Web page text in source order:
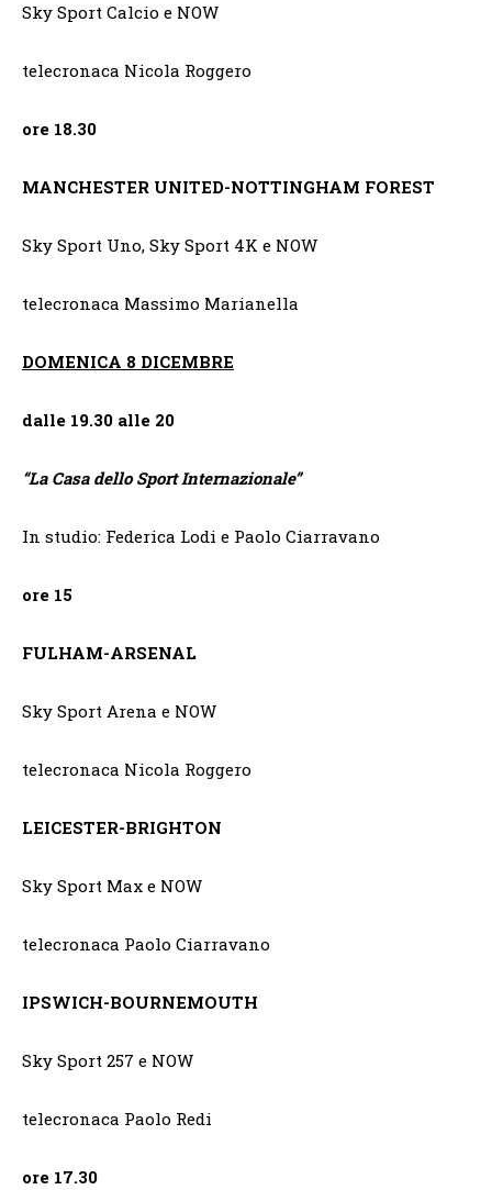
Sky Sport Calcio e NOW
telecronaca Nicola Roggero
ore 18.30
MANCHESTER UNITED-NOTTINGHAM FOREST
Sky Sport Uno, Sky Sport 4K e NOW
telecronaca Massimo Marianella
DOMENICA 8 DICEMBRE
dalle 19.30 alle 20
“La Casa dello Sport Internazionale”
In studio: Federica Lodi e Paolo Ciarravano
ore 15
FULHAM-ARSENAL
Sky Sport Arena e NOW
telecronaca Nicola Roggero
LEICESTER-BRIGHTON
Sky Sport Max e NOW
telecronaca Paolo Ciarravano
IPSWICH-BOURNEMOUTH
Sky Sport 257 e NOW
telecronaca Paolo Redi
ore 17.30